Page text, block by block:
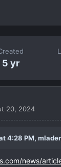
5 yr
20, 2024
4:28 PM,
news/